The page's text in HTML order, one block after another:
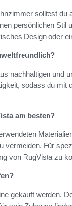
solltest
persönlichen Stil
Design oder
nachhaltigen und
sodass du mit
am besten?
vermeiden. Für
von RugVista zu
gekauft werden.